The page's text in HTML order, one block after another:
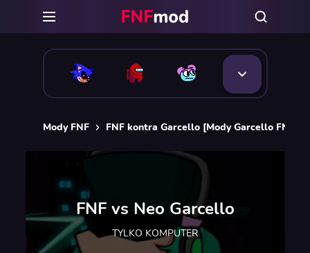
Mody FNF FNF kontra Garcello [Mody Garcello FNF]
FNF vs Neo Garcello
TYLKO KOMPUTER